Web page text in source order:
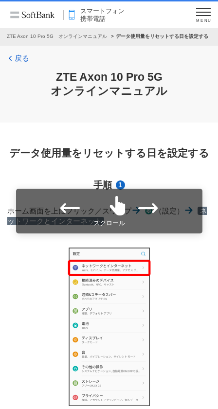
スマートフォン
携帯電話
MENU
ZTE Axon 10 Pro 5G オンラインマニュアル データ使用量をリセットする日を設定する
戻る
ZTE Axon 10 Pro 5G
オンラインマニュアル
データ使用量をリセットする日を設定する
手順 1
ホーム画面を上にフリック／スワイプ （設定）
ネ
ットワークとインターネットスクロール